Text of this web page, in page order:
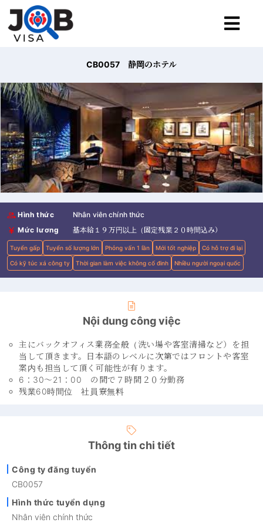
CB0057 静岡のホテル
Hình thức
Nhân viên chính thức
Mức lương
基本給１９万円以上（固定残業２０時間込み）
Tuyển gấp Tuyển số lượng lớn Phỏng vấn 1 lần Mới tốt nghiệp Có hỗ trợ đi lại
Có kỹ túc xá công ty Thời gian làm việc không cố đinh Nhiều người ngoại quốc
Nội dung công việc
主にバックオフィス業務全般（洗い場や客室清掃など）を担
当して頂きます。日本語のレベルに次第ではフロントや客室
案内も担当して頂く可能性が有ります。
6：30～21：00 の間で７時間２０分勤務
残業60時間位 社員寮無料
Thông tin chi tiết
Công ty đăng tuyển
CB0057
Hình thức tuyển dụng
Nhân viên chính thức